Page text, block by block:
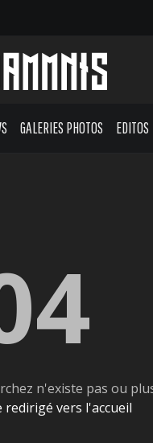
GALERIES PHOTOS EDITOS
n'existe pas ou
vers l'accueil